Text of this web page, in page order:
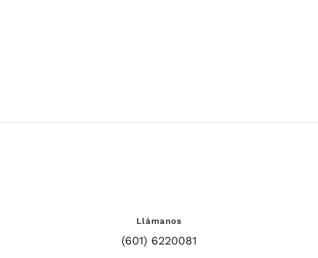
Llámanos
(601) 6220081